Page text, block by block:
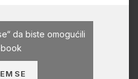
da biste omogućili
SE